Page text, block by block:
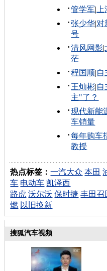
管学军|
张少华|对
号
清风网影|
茫
程国顺|自
王灿彬|自
主"了？
现代新能
车销量
每年购车
教授
热点标签：一汽大众 本田
车 电动车 凯泽西
路虎 沃尔沃 保时捷 丰田召
燃 以旧换新
搜狐汽车视频